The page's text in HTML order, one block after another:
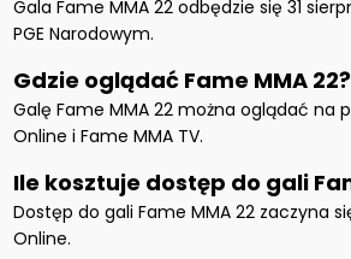
Gala Fame MMA 22 odbędzie się 31
PGE Narodowym.
Gdzie oglądać Fame MMA 22?
Galę Fame MMA 22 można oglądać na
Online i Fame MMA TV.
Ile kosztuje dostęp do gali
Dostęp do gali Fame MMA 22 zaczyna
Online.